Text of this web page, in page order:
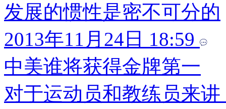
发展的惯性是密不可分的
2013年11月24日 18:59
中美谁将获得金牌第一
对于运动员和教练员来